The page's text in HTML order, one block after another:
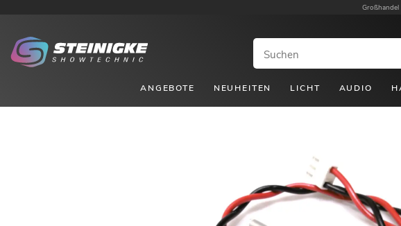
Großhandel
ANGEBOTE NEUHEITEN LICHT AUDIO